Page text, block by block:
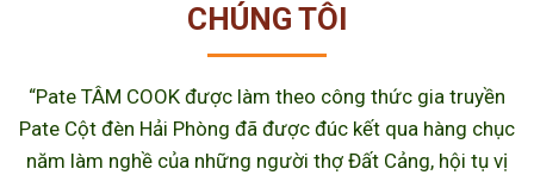
CHÚNG TÔI
“Pate TÂM COOK được làm theo công thức gia truyền
Pate Cột đèn Hải Phòng đã được đúc kết qua hàng chục
năm làm nghề của những người thợ Đất Cảng, hội tụ vị